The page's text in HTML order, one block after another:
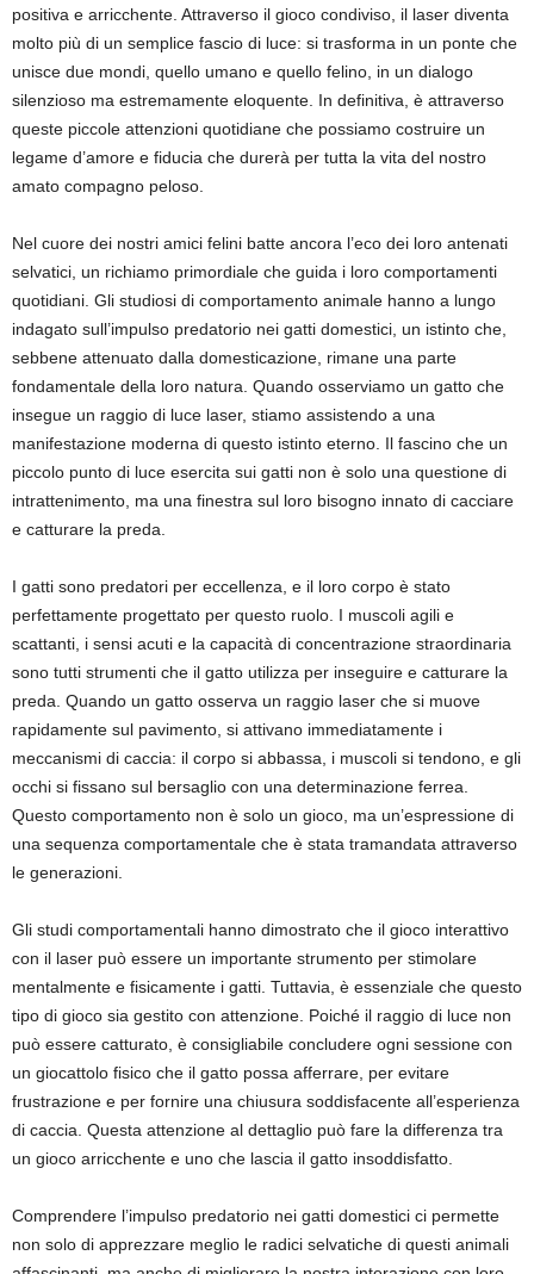
positiva e arricchente. Attraverso il gioco condiviso, il laser diventa
molto più di un semplice fascio di luce: si trasforma in un ponte che
unisce due mondi, quello umano e quello felino, in un dialogo
silenzioso ma estremamente eloquente. In definitiva, è attraverso
queste piccole attenzioni quotidiane che possiamo costruire un
legame d’amore e fiducia che durerà per tutta la vita del nostro
amato compagno peloso.
Nel cuore dei nostri amici felini batte ancora l’eco dei loro antenati
selvatici, un richiamo primordiale che guida i loro comportamenti
quotidiani. Gli studiosi di comportamento animale hanno a lungo
indagato sull’impulso predatorio nei gatti domestici, un istinto che,
sebbene attenuato dalla domesticazione, rimane una parte
fondamentale della loro natura. Quando osserviamo un gatto che
insegue un raggio di luce laser, stiamo assistendo a una
manifestazione moderna di questo istinto eterno. Il fascino che un
piccolo punto di luce esercita sui gatti non è solo una questione di
intrattenimento, ma una finestra sul loro bisogno innato di cacciare
e catturare la preda.
I gatti sono predatori per eccellenza, e il loro corpo è stato
perfettamente progettato per questo ruolo. I muscoli agili e
scattanti, i sensi acuti e la capacità di concentrazione straordinaria
sono tutti strumenti che il gatto utilizza per inseguire e catturare la
preda. Quando un gatto osserva un raggio laser che si muove
rapidamente sul pavimento, si attivano immediatamente i
meccanismi di caccia: il corpo si abbassa, i muscoli si tendono, e gli
occhi si fissano sul bersaglio con una determinazione ferrea.
Questo comportamento non è solo un gioco, ma un’espressione di
una sequenza comportamentale che è stata tramandata attraverso
le generazioni.
Gli studi comportamentali hanno dimostrato che il gioco interattivo
con il laser può essere un importante strumento per stimolare
mentalmente e fisicamente i gatti. Tuttavia, è essenziale che questo
tipo di gioco sia gestito con attenzione. Poiché il raggio di luce non
può essere catturato, è consigliabile concludere ogni sessione con
un giocattolo fisico che il gatto possa afferrare, per evitare
frustrazione e per fornire una chiusura soddisfacente all’esperienza
di caccia. Questa attenzione al dettaglio può fare la differenza tra
un gioco arricchente e uno che lascia il gatto insoddisfatto.
Comprendere l’impulso predatorio nei gatti domestici ci permette
non solo di apprezzare meglio le radici selvatiche di questi animali